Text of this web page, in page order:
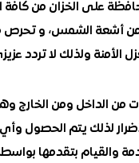
على الخزان من كافة
ومن أشعة الشمس، و
الأمنة ولذلك لا تردد
من الداخل ومن
لذلك يتم الحصول
والقيام بتقدمها